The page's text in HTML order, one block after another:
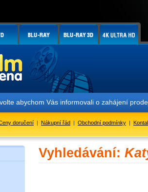
abychom Vás informovali o zahájení
doručení | Nákupní řád | Obchodní podmínky |
Vyhledávání: